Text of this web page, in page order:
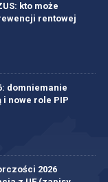
kto może
rentowej
domniemanie
i nowe role PIP
2026